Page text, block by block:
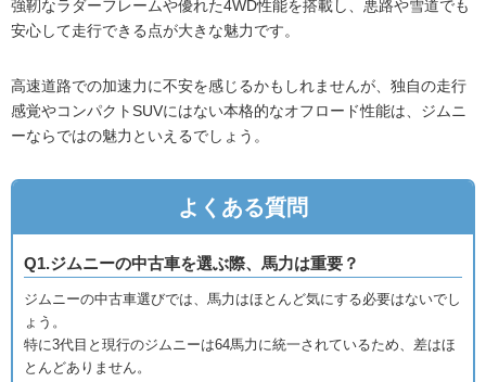
強靭なラダーフレームや優れた4WD性能を搭載し、悪路や雪道でも
安心して走行できる点が大きな魅力です。
高速道路での加速力に不安を感じるかもしれませんが、独自の走行
感覚やコンパクトSUVにはない本格的なオフロード性能は、ジムニ
ーならではの魅力といえるでしょう。
よくある質問
Q1.ジムニーの中古車を選ぶ際、馬力は重要？
ジムニーの中古車選びでは、馬力はほとんど気にする必要はないでし
ょう。
特に3代目と現行のジムニーは64馬力に統一されているため、差はほ
とんどありません。